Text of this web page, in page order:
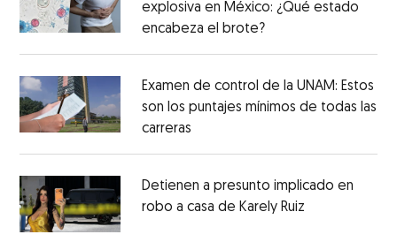
explosiva en México: ¿Qué estado
encabeza el brote?
Examen de control de la UNAM: Estos
son los puntajes mínimos de todas las
carreras
Detienen a presunto implicado en
robo a casa de Karely Ruiz